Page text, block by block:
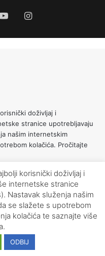
YouTubeInstagram
korisnički doživljaj i
internetske stranice
Nastavak služenja našim
se slažete s upotrebom
kolačića te saznajte više
ODBIJ
doživljaj i
stranice upotrebljavaju
našim internetskim
kolačića. Pročitajte
for the website to
includes cookies that
features of the
any personal information.